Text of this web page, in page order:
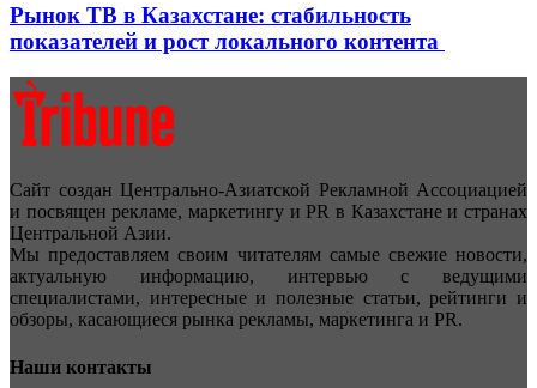
Рынок ТВ в Казахстане: стабильность
показателей и рост локального контента
Сайт создан Центрально-Азиатской Рекламной Ассоциацией
и посвящен рекламе, маркетингу и PR в Казахстане и странах
Центральной Азии.
Мы предоставляем своим читателям самые свежие новости,
актуальную информацию, интервью с ведущими
специалистами, интересные и полезные статьи, рейтинги и
обзоры, касающиеся рынка рекламы, маркетинга и PR.
Наши контакты